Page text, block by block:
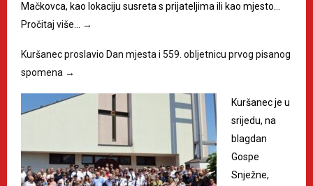
Mačkovca, kao lokaciju susreta s prijateljima ili kao mjesto…
Pročitaj više…
→
Kuršanec proslavio Dan mjesta i 559. obljetnicu prvog pisanog
spomena →
Kuršanec je u
srijedu, na
blagdan
Gospe
Snježne,